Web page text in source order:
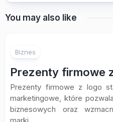
You may also like
Biznes
Prezenty firmowe
Prezenty firmowe z logo
marketingowe, które
biznesowych oraz